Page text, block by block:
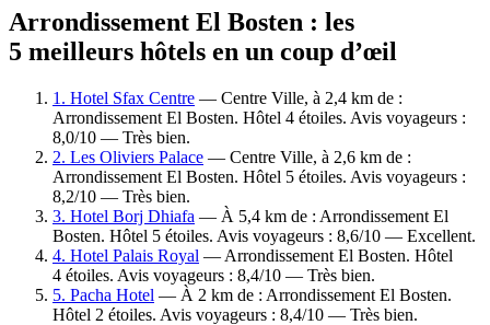
Arrondissement El Bosten : les
5 meilleurs hôtels en un coup d’œil
1. Hotel Sfax Centre — Centre Ville, à 2,4 km de :
Arrondissement El Bosten. Hôtel 4 étoiles. Avis voyageurs :
8,0/10 — Très bien.
2. Les Oliviers Palace — Centre Ville, à 2,6 km de :
Arrondissement El Bosten. Hôtel 5 étoiles. Avis voyageurs :
8,2/10 — Très bien.
3. Hotel Borj Dhiafa — À 5,4 km de : Arrondissement El
Bosten. Hôtel 5 étoiles. Avis voyageurs : 8,6/10 — Excellent.
4. Hotel Palais Royal — Arrondissement El Bosten. Hôtel
4 étoiles. Avis voyageurs : 8,4/10 — Très bien.
5. Pacha Hotel — À 2 km de : Arrondissement El Bosten.
Hôtel 2 étoiles. Avis voyageurs : 8,4/10 — Très bien.